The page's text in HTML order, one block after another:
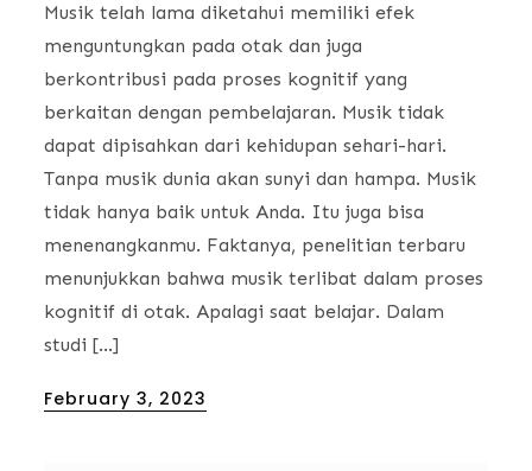
Musik telah lama diketahui memiliki efek
menguntungkan pada otak dan juga
berkontribusi pada proses kognitif yang
berkaitan dengan pembelajaran. Musik tidak
dapat dipisahkan dari kehidupan sehari-hari.
Tanpa musik dunia akan sunyi dan hampa. Musik
tidak hanya baik untuk Anda. Itu juga bisa
menenangkanmu. Faktanya, penelitian terbaru
menunjukkan bahwa musik terlibat dalam proses
kognitif di otak. Apalagi saat belajar. Dalam
studi […]
Posted
February 3, 2023